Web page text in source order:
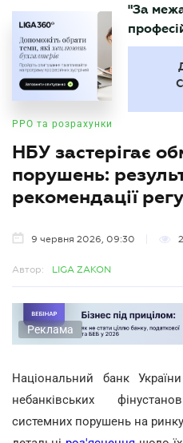
БУХГАЛТЕР
"За
РРО та розрахунки
НБУ застерігає
порушень:
рекомендації
9 червня 2026, 09:30
Автор: LIGA ZAKON
Реклама
Національний банк
небанківських
системних порушень на